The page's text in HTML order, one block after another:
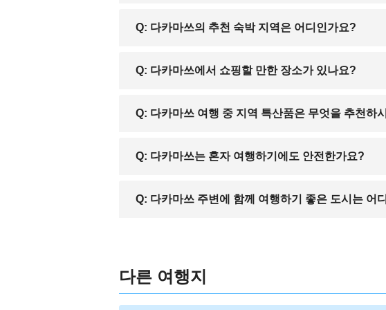
A: 네, 다카마쓰항에서는 나오시마, 메기지마, 오기지마
Q: 다카마쓰의 추천 숙박 지역은 어디인가요?
A: JR 다카마쓰역과 다카마쓰항 인근은 교통이 편리하고,
Q: 다카마쓰에서 쇼핑할 만한 장소가 있나요?
A: 다카마쓰 중심에는 고토히라 거리, 마루가메마치 상점
Q: 다카마쓰 여행 중 지역 특산품은 무엇을 추천하
A: 사누키 우동, 가가와현 올리브 제품, 전통 세토우치 도
Q: 다카마쓰는 혼자 여행하기에도 안전한가요?
A: 네, 다카마쓰는 비교적 조용하고 안전한 도시로, 혼자
있습니다.
Q: 다카마쓰 주변에 함께 여행하기 좋은 도시는 어
다른 여행지